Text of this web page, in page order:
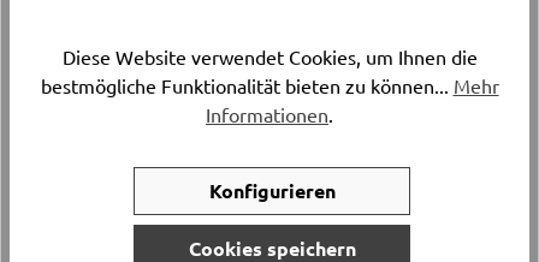
Gestellmaterial
Diese Website verwendet Cookies, um Ihnen die
bestmögliche Funktionalität bieten zu können... Mehr
Informationen
Konfigurieren
Cookies speichern